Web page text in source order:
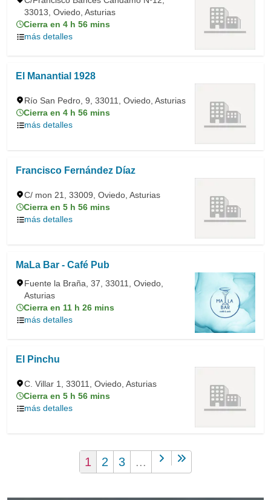
33013, Oviedo, Asturias
Cierra en 4 h 56 mins
más detalles
El Manantial 1928
Río San Pedro, 9, 33011, Oviedo, Asturias
Cierra en 4 h 56 mins
más detalles
Francisco Fernández Díaz
C/ mon 21, 33009, Oviedo, Asturias
Cierra en 5 h 56 mins
más detalles
MaLa Bar - Café Pub
Fuente la Braña, 37, 33011, Oviedo,
Asturias
Cierra en 11 h 26 mins
más detalles
El Pinchu
C. Villar 1, 33011, Oviedo, Asturias
Cierra en 5 h 56 mins
más detalles
1 2 3 ...